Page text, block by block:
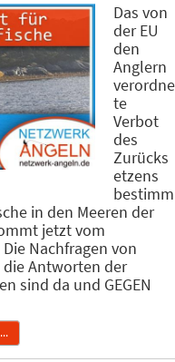
Das von
der EU
den
Anglern
verordne
te
Verbot
des
Zurücks
etzens
bestimm
in den Meeren der
jetzt vom
Nachfragen von
Antworten der
sind da und GEGEN